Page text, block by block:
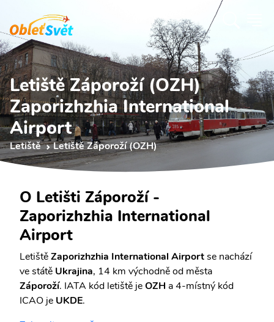
Letiště Záporoží (OZH)
Zaporizhzhia International
Airport
Letiště Letiště Záporoží (OZH)
O Letišti Záporoží -
Zaporizhzhia International
Airport
LetištěZaporizhzhia International Airportse nachází
ve státě Ukrajina, 14 km východně od města
Záporoží. IATA kód letiště jeOZH a 4-místný kód
ICAO je UKDE.